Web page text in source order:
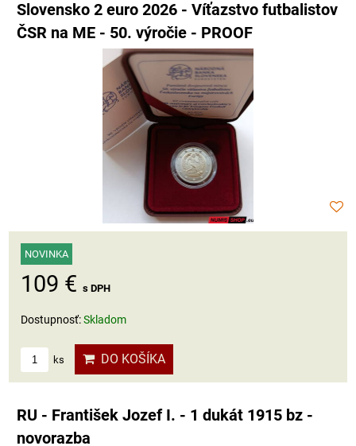
Slovensko 2 euro 2026 - Víťazstvo futbalistov
ČSR na ME - 50. výročie - PROOF
NOVINKA
109 € s DPH
Dostupnosť:Skladom
ks DO KOŠÍKA
RU - František Jozef I. - 1 dukát 1915 bz -
novorazba